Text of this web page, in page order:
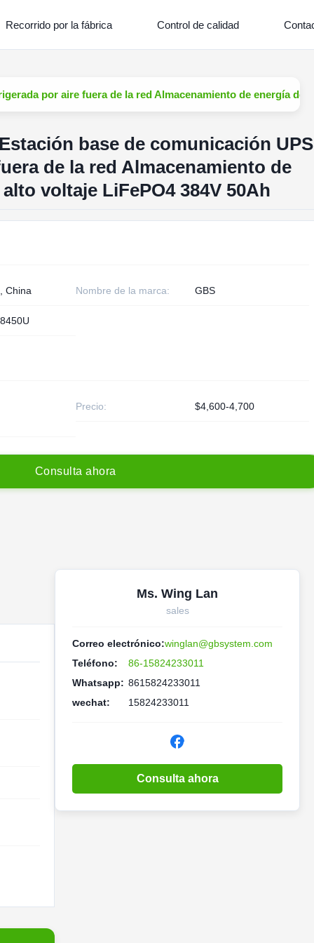
Recorrido por la fábrica Control de calidad
por aire fuera de la red Almacenamiento de energía
base de comunicación UPS
de la red Almacenamiento de
voltaje LiFePO4 384V 50Ah
China Nombre de la marca: GBS
Precio: $4,600-4,700
Consu ta a hora
Ms. Wing Lan
sales
Correo electrónico:winglan@gbsystem.com
Teléfono:
86-15824233011
Whatsapp: 8615824233011
wechat:
15824233011
Consulta ahora